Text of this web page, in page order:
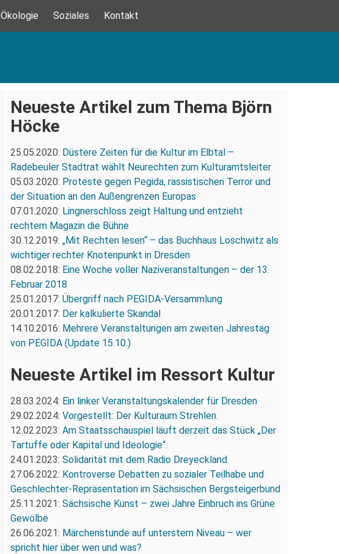
Ökologie Soziales Kontakt
Neueste Artikel zum Thema Björn
Höcke
25.05.2020: Düstere Zeiten für die Kultur im Elbtal –
Radebeuler Stadtrat wählt Neurechten zum Kulturamtsleiter
05.03.2020: Proteste gegen Pegida, rassistischen Terror und
der Situation an den Außengrenzen Europas
07.01.2020: Lingnerschloss zeigt Haltung und entzieht
rechtem Magazin die Bühne
30.12.2019: „Mit Rechten lesen“ – das Buchhaus Loschwitz als
wichtiger rechter Knotenpunkt in Dresden
08.02.2018: Eine Woche voller Naziveranstaltungen – der 13.
Februar 2018
25.01.2017: Übergriff nach PEGIDA-Versammlung
20.01.2017: Der kalkulierte Skandal
14.10.2016: Mehrere Veranstaltungen am zweiten Jahrestag
von PEGIDA (Update 15.10.)
Neueste Artikel im Ressort Kultur
28.03.2024: Ein linker Veranstaltungskalender für Dresden
29.02.2024: Vorgestellt: Der Kulturaum Strehlen.
12.02.2023: Am Staatsschauspiel läuft derzeit das Stück „Der
Tartuffe oder Kapital und Ideologie“.
24.01.2023: Solidarität mit dem Radio Dreyeckland
27.06.2022: Kontroverse Debatten zu sozialer Teilhabe und
Geschlechter-Repräsentation im Sächsischen Bergsteigerbund
25.11.2021: Sächsische Kunst – zwei Jahre Einbruch ins Grüne
Gewölbe
26.06.2021: Märchenstunde auf unterstem Niveau – wer
spricht hier über wen und was?